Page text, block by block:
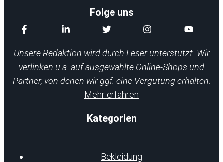
Folge uns
Unsere Redaktion wird durch Leser unterstützt. Wir
verlinken u.a. auf ausgewählte Online-Shops und
Partner, von denen wir ggf. eine Vergütung erhalten.
Mehr erfahren
Kategorien
Bekleidung